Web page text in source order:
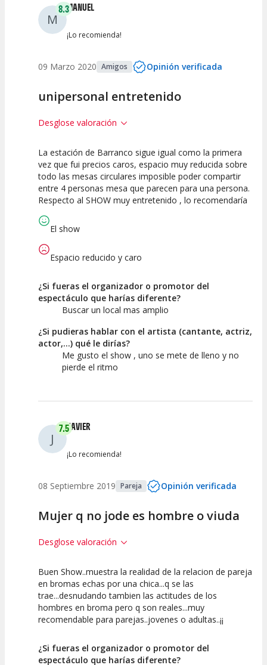
M
8.3MANUEL
¡Lo recomienda!
09 Marzo 2020 Amigos Opinión verificada
unipersonal entretenido
Desglose valoración
7.5
Calidad del
Espectáculo
7.5
Puesta en
Escena
10
Interpretación
artística
La estación de Barranco sigue igual como la primera
vez que fui precios caros, espacio muy reducida sobre
todo las mesas circulares imposible poder compartir
entre 4 personas mesa que parecen para una persona.
Respecto al SHOW muy entretenido , lo recomendaría
El show
Espacio reducido y caro
¿Si fueras el organizador o promotor del
espectáculo que harías diferente?
Buscar un local mas amplio
¿Si pudieras hablar con el artista (cantante, actriz,
actor,...) qué le dirías?
Me gusto el show , uno se mete de lleno y no
pierde el ritmo
J
7.5JAVIER
¡Lo recomienda!
08 Septiembre 2019 Pareja Opinión verificada
Mujer q no jode es hombre o viuda
Desglose valoración
7.5
Calidad del
Espectáculo
7.5
Puesta en
Escena
7.5
Interpretación
artística
Buen Show..muestra la realidad de la relacion de pareja
en bromas echas por una chica...q se las
trae...desnudando tambien las actitudes de los
hombres en broma pero q son reales...muy
recomendable para parejas..jovenes o adultas..¡¡
¿Si fueras el organizador o promotor del
espectáculo que harías diferente?